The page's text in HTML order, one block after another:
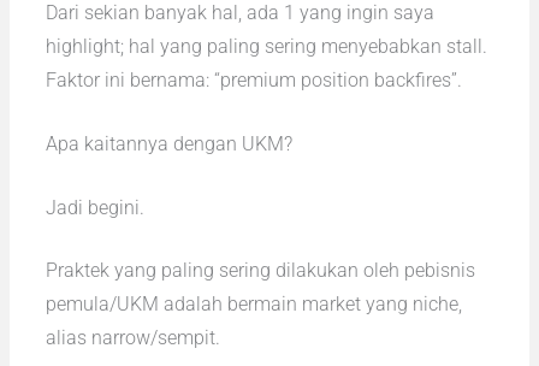
Dari sekian banyak hal, ada 1 yang ingin saya
highlight; hal yang paling sering menyebabkan stall.
Faktor ini bernama: “premium position backfires”.
Apa kaitannya dengan UKM?
Jadi begini.
Praktek yang paling sering dilakukan oleh pebisnis
pemula/UKM adalah bermain market yang niche,
alias narrow/sempit.